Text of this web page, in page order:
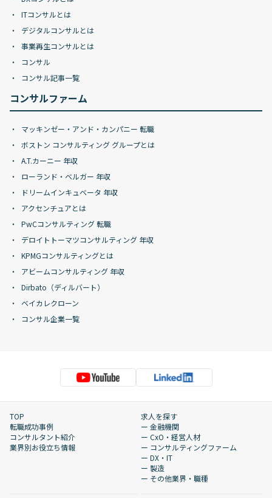
ITコンサルとは
デジタルコンサルとは
事業再生コンサルとは
コンサル
コンサル記事一覧
コンサルファーム
マッキンゼー・アンド・カンパニー 転職
ボストン コンサルティング グループとは
A.T.カーニー 年収
ローランド・ベルガー 年収
ドリームインキュベータ 年収
アクセンチュアとは
PwCコンサルティング 転職
デロイトトーマツコンサルティング 年収
KPMGコンサルティングとは
アビームコンサルティング 年収
Dirbato（ディルバート）
ベイカレクローン
コンサル企業一覧
TOP
転職成功事例
コンサルタント紹介
業界別お役立ち情報
求人を探す
ー 金融機関
ー CxO・経営人材
ー コンサルティングファーム
ー DX・IT
ー 製造
ー その他業界・職種